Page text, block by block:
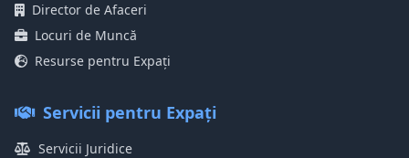
Director de Afaceri
Locuri de Muncă
Resurse pentru Expați
Servicii pentru Expați
Servicii Juridice